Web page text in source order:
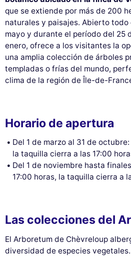
que se extiende por más de 200
naturales y paisajes. Abierto todo
mayo y durante el período del 25
enero, ofrece a los visitantes la
una amplia colección de árboles
templadas o frías del mundo,
clima de la región de Île-de-
Horario de apertura
Del 1 de marzo al 31 de
la taquilla cierra a las 17:00
Del 1 de noviembre hasta
17:00 horas, la taquilla cierra a
Las colecciones del
El Arboretum de Chèvreloup
diversidad de especies